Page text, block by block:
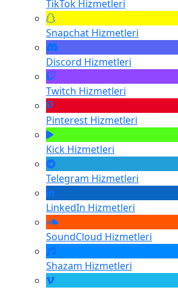
TikTok Hizmetleri
Snapchat Hizmetleri
Discord Hizmetleri
Twitch Hizmetleri
Pinterest Hizmetleri
Kick Hizmetleri
Telegram Hizmetleri
LinkedIn Hizmetleri
SoundCloud Hizmetleri
Shazam Hizmetleri